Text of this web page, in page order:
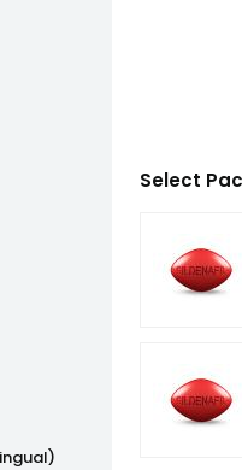
Select